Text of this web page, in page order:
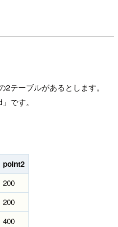
テーブルがあるとします。
です。
point2
200
200
400